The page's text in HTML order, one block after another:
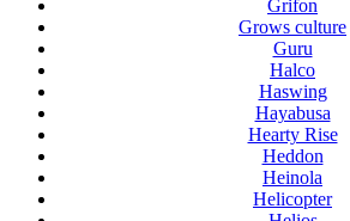
Grifon
Grows culture
Guru
Halco
Haswing
Hayabusa
Hearty Rise
Heddon
Heinola
Helicopter